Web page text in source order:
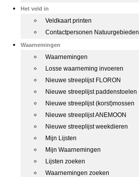
Het veld in
Veldkaart printen
Contactpersonen Natuurgebieden
Waarnemingen
Waarnemingen
Losse waarneming invoeren
Nieuwe streeplijst FLORON
Nieuwe streeplijst paddenstoelen
Nieuwe streeplijst (korst)mossen
Nieuwe streeplijst ANEMOON
Nieuwe streeplijst weekdieren
Mijn Lijsten
Mijn Waarnemingen
Lijsten zoeken
Waarnemingen zoeken